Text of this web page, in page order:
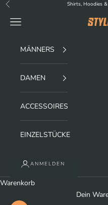
Zum Inhalt springen
Zurück Shirts, Hoodies
Menü
MÄNNERS
DAMEN
ACCESSOIRES
EINZELSTÜCKE
ANMELDEN
Warenkorb
Dein